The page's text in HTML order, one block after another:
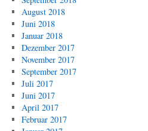
August 2018
Juni 2018
Januar 2018
Dezember 2017
November 2017
September 2017
Juli 2017
Juni 2017
April 2017
Februar 2017